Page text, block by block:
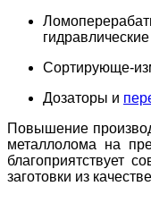
гидравлические
Сортирующе-
Дозаторы и
Повышение
металлолома на
благоприятствует
заготовки из